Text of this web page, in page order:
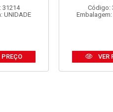
31214
UNIDADE
PREÇO
Código:
Embalagem:
VER